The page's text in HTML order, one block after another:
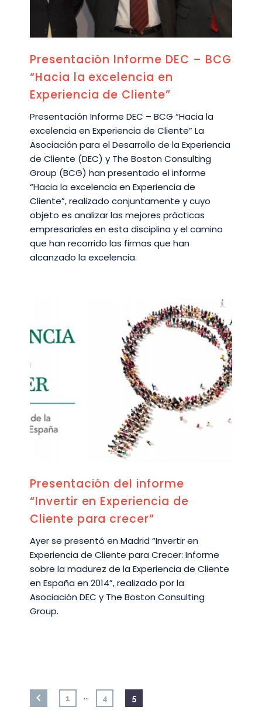
Presentación Informe DEC – BCG
“Hacia la excelencia en
Experiencia de Cliente”
Presentación Informe DEC – BCG “Hacia la
excelencia en Experiencia de Cliente” La
Asociación para el Desarrollo de la Experiencia
de Cliente (DEC) y The Boston Consulting
Group (BCG) han presentado el informe
“Hacia la excelencia en Experiencia de
Cliente”, realizado conjuntamente y cuyo
objeto es analizar las mejores prácticas
empresariales en esta disciplina y el camino
que han recorrido las firmas que han
alcanzado la excelencia.
Presentación del informe
“Invertir en Experiencia de
Cliente para crecer”
Ayer se presentó en Madrid “Invertir en
Experiencia de Cliente para Crecer: Informe
sobre la madurez de la Experiencia de Cliente
en España en 2014”, realizado por la
Asociación DEC y The Boston Consulting
Group.
1 … 4 5